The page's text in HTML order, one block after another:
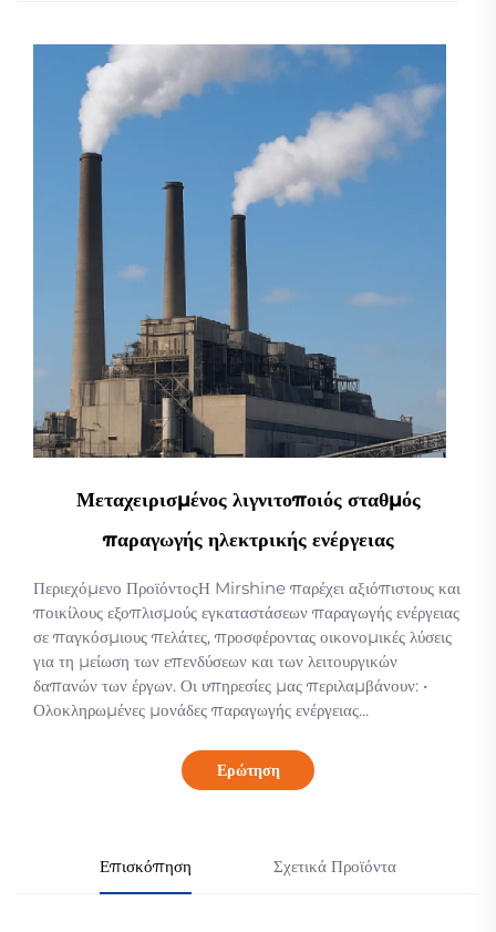
Μεταχειρισμένος λιγνιτοποιός σταθμός
παραγωγής ηλεκτρικής ενέργειας
Περιεχόμενο ΠροϊόντοςΗ Mirshine παρέχει αξιόπιστους και
ποικίλους εξοπλισμούς εγκαταστάσεων παραγωγής ενέργειας
σε παγκόσμιους πελάτες, προσφέροντας οικονομικές λύσεις
για τη μείωση των επενδύσεων και των λειτουργικών
δαπανών των έργων. Οι υπηρεσίες μας περιλαμβάνουν: •
Ολοκληρωμένες μονάδες παραγωγής ενέργειας...
Ερώτηση
Επισκόπηση Σχετικά Προϊόντα